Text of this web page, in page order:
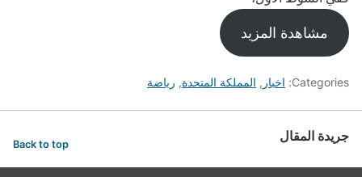
مشاهدة المزيد
Categories: اخبار , المملكة المتحدة, رياضة
جريدة المقال Back to top